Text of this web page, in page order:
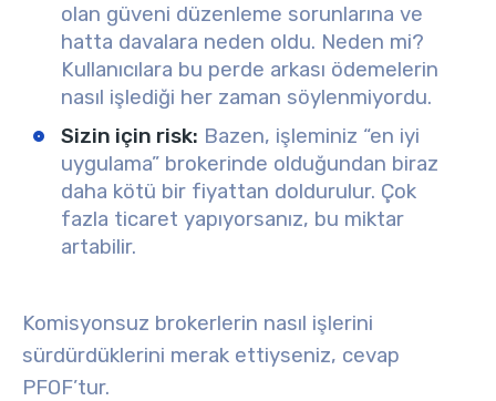
olan güveni düzenleme sorunlarına ve
hatta davalara neden oldu. Neden mi?
Kullanıcılara bu perde arkası ödemelerin
nasıl işlediği her zaman söylenmiyordu.
Sizin için risk: Bazen, işleminiz “en iyi
uygulama” brokerinde olduğundan biraz
daha kötü bir fiyattan doldurulur. Çok
fazla ticaret yapıyorsanız, bu miktar
artabilir.
Komisyonsuz brokerlerin nasıl işlerini
sürdürdüklerini merak ettiyseniz, cevap
PFOF’tur.